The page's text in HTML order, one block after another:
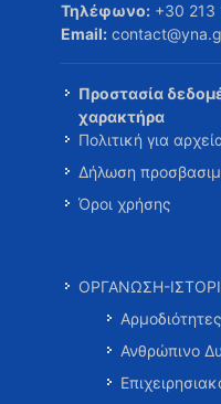
Τηλέφωνο: +30 213
Email:
Προστασία
χαρακτήρα
Πολιτική για
Δήλωση
Όροι χρήσης
ΟΡΓΑΝΩΣΗ-
Αρμοδιότητες
Ανθρώπινο